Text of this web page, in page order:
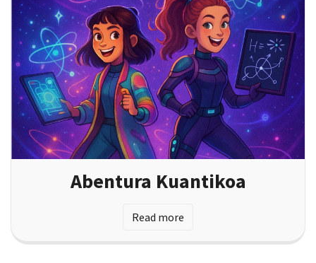
Abentura Kuantikoa
Read more